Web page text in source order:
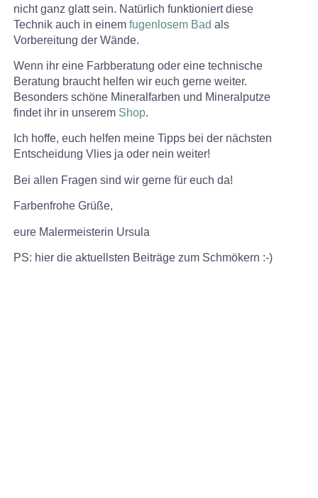
nicht ganz glatt sein. Natürlich funktioniert diese
Technik auch in einem fugenlosem Bad als
Vorbereitung der Wände.
Wenn ihr eine Farbberatung oder eine technische
Beratung braucht helfen wir euch gerne weiter.
Besonders schöne Mineralfarben und Mineralputze
findet ihr in unserem Shop.
Ich hoffe, euch helfen meine Tipps bei der nächsten
Entscheidung Vlies ja oder nein weiter!
Bei allen Fragen sind wir gerne für euch da!
Farbenfrohe Grüße,
eure Malermeisterin Ursula
PS: hier die aktuellsten Beiträge zum Schmökern :-)